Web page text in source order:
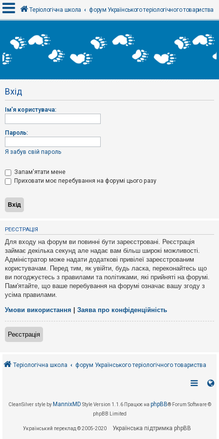
х
і
Р
є
т
р
а
і
Т
м
и
б
з
в
і
д
п
о
в
і
д
е
й
А
к
т
и
і
Теріологічна школа форум Українського теріологічного товариства
Вхід
Ім'я користувача:
Пароль:
Я забув свій пароль
Запам'ятати мене
Приховати моє перебування на форумі цього разу
РЕЄСТРАЦІЯ
Для входу на форум ви повинні бути зареєстровані. Реєстрація
займає декілька секунд але надає вам більш широкі можливості.
Адміністратор може надати додаткові привілеї зареєстрованим
користувачам. Перед тим, як увійти, будь ласка, переконайтесь що
ви погоджуєтесь з правилами та політиками, які прийняті на форумі.
Пам'ятайте, що ваше перебування на форумі означає вашу згоду з
усіма правилами.
Умови використання Заява про конфіденційність
Реєстрація
Теріологічна школа форум Українського теріологічного товариства
CleanSilver style by MannixMD Style Version 1.1.6 Працює на phpBB® Forum Software ©
phpBB Limited
Український переклад © 2005-2020 Українська підтримка phpBB